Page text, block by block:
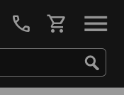
call shopping_cart